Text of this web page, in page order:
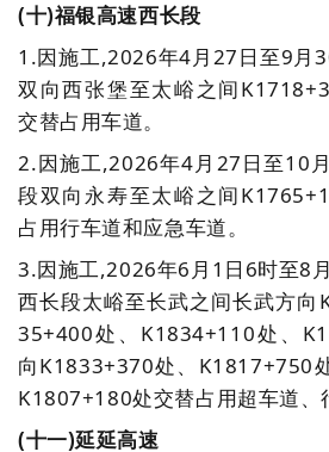
(十)福银高速西长段
1.因施工,2026年4月27日至9月
双向西张堡至太峪之间
交替占用车道。
2.因施工,2026年4月27日至10
段双向永寿至太峪之间
占用行车道和应急车道。
3.因施工,2026年6月1日6时至8
西长段太峪至长武之间长武方
35+400处、K1834+110处、
向K1833+370处、K1817+750
K1807+180处交替占用超车道、
(十一)延延高速